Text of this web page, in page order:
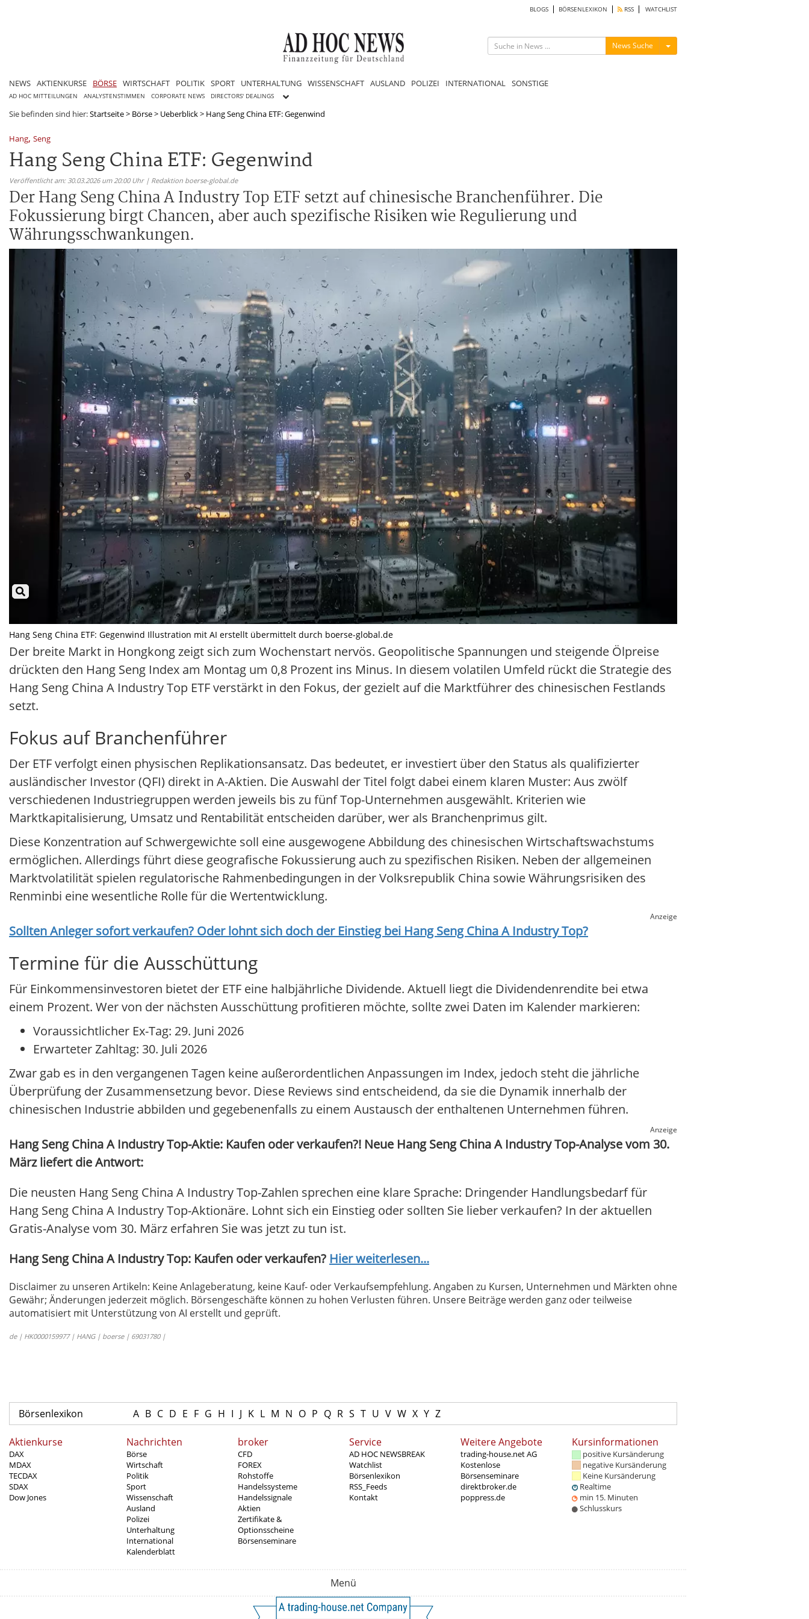
BLOGS BÖRSENLEXIKON RSS WATCHLIST
News Suche Menü ein-/ausblenden
NEWS AKTIENKURSE BÖRSE WIRTSCHAFT POLITIK SPORT UNTERHALTUNG WISSENSCHAFT AUSLAND POLIZEI INTERNATIONAL SONSTIGE
AD HOC MITTEILUNGEN ANALYSTENSTIMMEN CORPORATE NEWS DIRECTORS' DEALINGS
Sie befinden sind hier:Startseite> Börse> Ueberblick> Hang Seng China ETF: Gegenwind
Hang, Seng
Hang Seng China ETF: Gegenwind
Veröffentlicht am: 30.03.2026 um 20:00 Uhr | Redaktion boerse-global.de
Der Hang Seng China A Industry Top ETF setzt auf chinesische Branchenführer. Die
Fokussierung birgt Chancen, aber auch spezifische Risiken wie Regulierung und
Währungsschwankungen.
Hang Seng China ETF: Gegenwind Illustration mit AI erstellt übermittelt durch boerse-global.de
Der breite Markt in Hongkong zeigt sich zum Wochenstart nervös. Geopolitische Spannungen und steigende Ölpreise
drückten den Hang Seng Index am Montag um 0,8 Prozent ins Minus. In diesem volatilen Umfeld rückt die Strategie des
Hang Seng China A Industry Top ETF verstärkt in den Fokus, der gezielt auf die Marktführer des chinesischen Festlands
setzt.
Fokus auf Branchenführer
Der ETF verfolgt einen physischen Replikationsansatz. Das bedeutet, er investiert über den Status als qualifizierter
ausländischer Investor (QFI) direkt in A-Aktien. Die Auswahl der Titel folgt dabei einem klaren Muster: Aus zwölf
verschiedenen Industriegruppen werden jeweils bis zu fünf Top-Unternehmen ausgewählt. Kriterien wie
Marktkapitalisierung, Umsatz und Rentabilität entscheiden darüber, wer als Branchenprimus gilt.
Diese Konzentration auf Schwergewichte soll eine ausgewogene Abbildung des chinesischen Wirtschaftswachstums
ermöglichen. Allerdings führt diese geografische Fokussierung auch zu spezifischen Risiken. Neben der allgemeinen
Marktvolatilität spielen regulatorische Rahmenbedingungen in der Volksrepublik China sowie Währungsrisiken des
Renminbi eine wesentliche Rolle für die Wertentwicklung.
Anzeige
Sollten Anleger sofort verkaufen? Oder lohnt sich doch der Einstieg bei Hang Seng China A Industry Top?
Termine für die Ausschüttung
Für Einkommensinvestoren bietet der ETF eine halbjährliche Dividende. Aktuell liegt die Dividendenrendite bei etwa
einem Prozent. Wer von der nächsten Ausschüttung profitieren möchte, sollte zwei Daten im Kalender markieren:
Voraussichtlicher Ex-Tag: 29. Juni 2026
Erwarteter Zahltag: 30. Juli 2026
Zwar gab es in den vergangenen Tagen keine außerordentlichen Anpassungen im Index, jedoch steht die jährliche
Überprüfung der Zusammensetzung bevor. Diese Reviews sind entscheidend, da sie die Dynamik innerhalb der
chinesischen Industrie abbilden und gegebenenfalls zu einem Austausch der enthaltenen Unternehmen führen.
Anzeige
Hang Seng China A Industry Top-Aktie: Kaufen oder verkaufen?! Neue Hang Seng China A Industry Top-Analyse vom 30.
März liefert die Antwort:
Die neusten Hang Seng China A Industry Top-Zahlen sprechen eine klare Sprache: Dringender Handlungsbedarf für
Hang Seng China A Industry Top-Aktionäre. Lohnt sich ein Einstieg oder sollten Sie lieber verkaufen? In der aktuellen
Gratis-Analyse vom 30. März erfahren Sie was jetzt zu tun ist.
Hang Seng China A Industry Top: Kaufen oder verkaufen? Hier weiterlesen...
Disclaimer zu unseren Artikeln: Keine Anlageberatung, keine Kauf- oder Verkaufsempfehlung. Angaben zu Kursen, Unternehmen und Märkten ohne
Gewähr; Änderungen jederzeit möglich. Börsengeschäfte können zu hohen Verlusten führen. Unsere Beiträge werden ganz oder teilweise
automatisiert mit Unterstützung von AI erstellt und geprüft.
de | HK0000159977 | HANG | boerse | 69031780 |
Börsenlexikon A B C D E F G H I J K L M N O P Q R S T U V W X Y Z
Aktienkurse
DAX
MDAX
TECDAX
SDAX
Dow Jones
Nachrichten
Börse
Wirtschaft
Politik
Sport
Wissenschaft
Ausland
Polizei
Unterhaltung
International
Kalenderblatt
broker
CFD
FOREX
Rohstoffe
Handelssysteme
Handelssignale
Aktien
Zertifikate &
Optionsscheine
Börsenseminare
Service
AD HOC NEWSBREAK
Watchlist
Börsenlexikon
RSS_Feeds
Kontakt
Weitere Angebote
trading-house.net AG
Kostenlose
Börsenseminare
direktbroker.de
poppress.de
Kursinformationen
positive Kursänderung
negative Kursänderung
Keine Kursänderung
Realtime
min 15. Minuten
Schlusskurs
Menü